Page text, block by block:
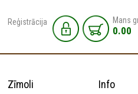
Reģistrācija Mans
0.00
Zīmoli Info